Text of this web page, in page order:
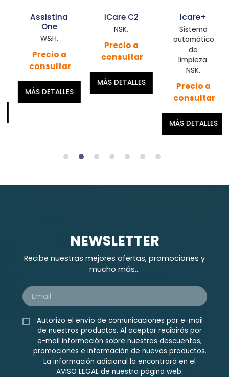
Assistina
One
W&H.
Precio a
consultar
MÁS DETALLES
iCare C2
NSK.
Precio a
consultar
MÁS DETALLES
Icare+
Sistema
automático
de
limpieza.
NSK.
Precio a
consultar
MÁS DETALLES
NEWSLETTER
Recibe nuestras mejores ofertas, promociones y
mucho más...
Autorizo el envío de comunicaciones por e-mail
de nuestros productos. Al aceptar recibirás por
e-mail información sobre nuestros descuentos,
promociones e información de nuevos productos.
La información adicional la encontrará en el
AVISO LEGAL de nuestra página web.